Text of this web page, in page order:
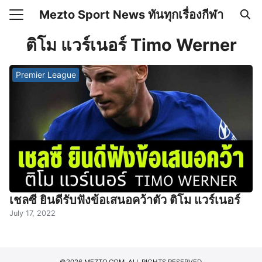
Skip
content
Mezto Sport News ทันทุกเรื่องกีฬา
คลื่อนไหว
Mezto.com เกี่ยวกับเรา
Searchติโม แวร์เนอร์ Timo Werner
Premier League
เชลซี ยินดีรับฟังข้อเสนอคว้าตัว ติโม แวร์เนอร์
July 17, 2022